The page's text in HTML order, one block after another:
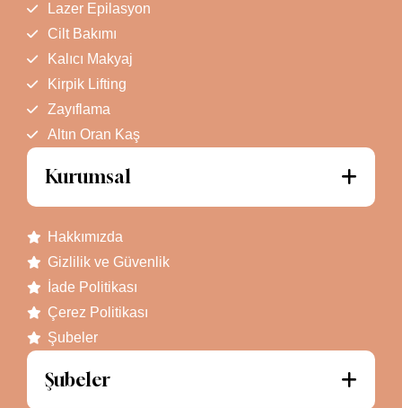
Lazer Epilasyon
Cilt Bakımı
Kalıcı Makyaj
Kirpik Lifting
Zayıflama
Altın Oran Kaş
Kurumsal
Hakkımızda
Gizlilik ve Güvenlik
İade Politikası
Çerez Politikası
Şubeler
Şubeler